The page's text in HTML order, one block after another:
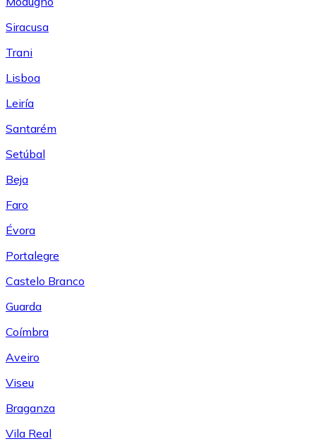
Siracusa
Trani
Lisboa
Leiría
Santarém
Setúbal
Beja
Faro
Évora
Portalegre
Castelo Branco
Guarda
Coímbra
Aveiro
Viseu
Braganza
Vila Real